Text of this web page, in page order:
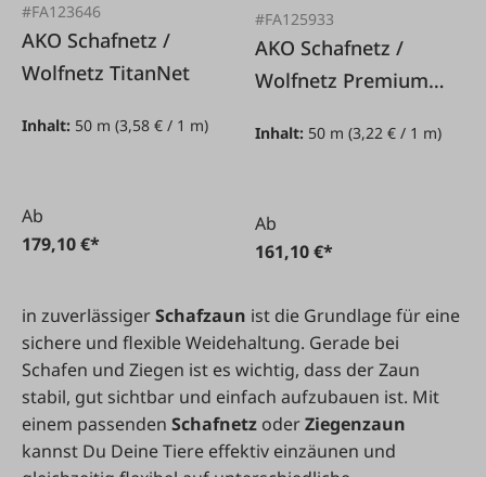
#FA123646
AKO Schafnetz /
Wolfnetz TitanNet
Inhalt: 50 m (3,58 € / 1 m)
Ab
179,10 €*
#FA125933
AKO Schafnetz /
Wolfnetz Premium
Inhalt: 50 m(3,22 € / 1 m)
Ab
161,10 €*
in zuverlässigerSchafzaun ist die Grundlage für eine
sichere und flexible Weidehaltung. Gerade bei
Schafen und Ziegen ist es wichtig, dass der Zaun
stabil, gut sichtbar und einfach aufzubauen ist. Mit
einem passenden Schafnetz oderZiegenzaun
kannst Du Deine Tiere effektiv einzäunen und